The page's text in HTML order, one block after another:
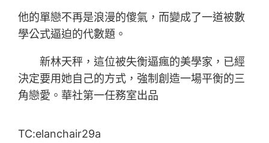
他的單戀不再是浪漫的傻氣，而變成了一道被數
學公式逼迫的代數題。
新林天秤，這位被失衡逼瘋的美學家，已經
決定要用她自己的方式，強制創造一場平衡的三
角戀愛。華社第一任務室出品
TC:elanchair29a